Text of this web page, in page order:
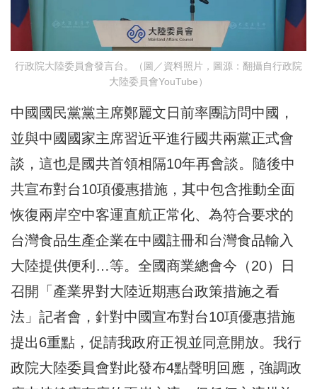
行政院大陸委員會發言台。（圖／資料照片，圖源：翻攝自行政院
大陸委員會YouTube）
中國國民黨黨主席鄭麗文日前率團訪問中國，
並與中國國家主席習近平進行國共兩黨正式會
談，這也是國共首領相隔10年再會談。隨後中
共宣布對台10項優惠措施，其中包含推動全面
恢復兩岸空中客運直航正常化、為符合要求的
台灣食品生產企業在中國註冊和台灣食品輸入
大陸提供便利…等。全國商業總會今（20）日
召開「產業界對大陸近期惠台政策措施之看
法」記者會，針對中國宣布對台10項優惠措施
提出6重點，促請我政府正視並同意開放。我行
政院大陸委員會對此發布4點聲明回應，強調政